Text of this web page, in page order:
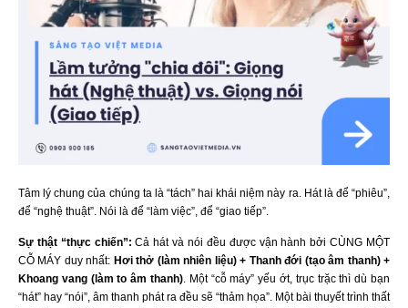
Tâm lý chung của chúng ta là “tách” hai khái niệm này ra. Hát là để “phiêu”,
để “nghệ thuật”. Nói là để “làm việc”, để “giao tiếp”.
Sự thật “thực chiến”: Cả hát và nói đều được vận hành bởi CÙNG MỘT
CỖ MÁY duy nhất: Hơi thở (làm nhiên liệu) + Thanh đới (tạo âm thanh) +
Khoang vang (làm to âm thanh). Một “cỗ máy” yếu ớt, trục trặc thì dù bạn
“hát” hay “nói”, âm thanh phát ra đều sẽ “thảm họa”. Một bài thuyết trình thất